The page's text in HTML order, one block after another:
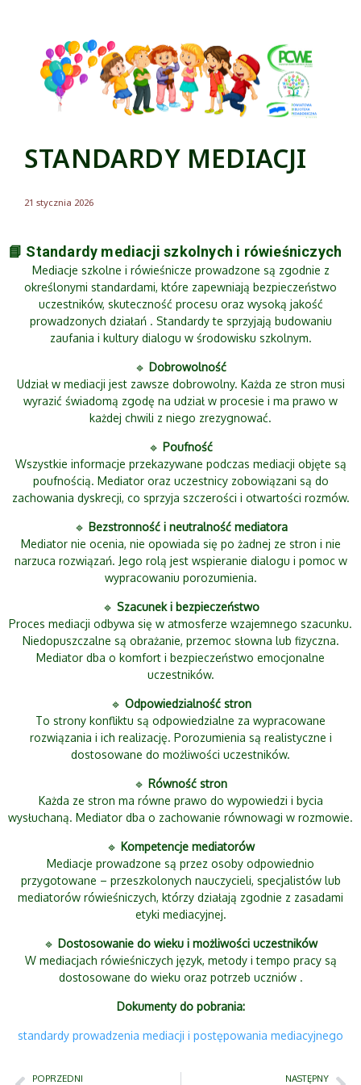
STANDARDY MEDIACJI
21 stycznia 2026
📘 Standardy mediacji szkolnych i rówieśniczych
Mediacje szkolne i rówieśnicze prowadzone są zgodnie z
określonymi standardami, które zapewniają bezpieczeństwo
uczestników, skuteczność procesu oraz wysoką jakość
prowadzonych działań . Standardy te sprzyjają budowaniu
zaufania i kultury dialogu w środowisku szkolnym.
🔹 Dobrowolność
Udział w mediacji jest zawsze dobrowolny. Każda ze stron musi
wyrazić świadomą zgodę na udział w procesie i ma prawo w
każdej chwili z niego zrezygnować.
🔹 Poufność
Wszystkie informacje przekazywane podczas mediacji objęte są
poufnością. Mediator oraz uczestnicy zobowiązani są do
zachowania dyskrecji, co sprzyja szczerości i otwartości rozmów.
🔹 Bezstronność i neutralność mediatora
Mediator nie ocenia, nie opowiada się po żadnej ze stron i nie
narzuca rozwiązań. Jego rolą jest wspieranie dialogu i pomoc w
wypracowaniu porozumienia.
🔹 Szacunek i bezpieczeństwo
Proces mediacji odbywa się w atmosferze wzajemnego szacunku.
Niedopuszczalne są obrażanie, przemoc słowna lub fizyczna.
Mediator dba o komfort i bezpieczeństwo emocjonalne
uczestników.
🔹 Odpowiedzialność stron
To strony konfliktu są odpowiedzialne za wypracowane
rozwiązania i ich realizację. Porozumienia są realistyczne i
dostosowane do możliwości uczestników.
🔹 Równość stron
Każda ze stron ma równe prawo do wypowiedzi i bycia
wysłuchaną. Mediator dba o zachowanie równowagi w rozmowie.
🔹 Kompetencje mediatorów
Mediacje prowadzone są przez osoby odpowiednio
przygotowane – przeszkolonych nauczycieli, specjalistów lub
mediatorów rówieśniczych, którzy działają zgodnie z zasadami
etyki mediacyjnej.
🔹 Dostosowanie do wieku i możliwości uczestników
W mediacjach rówieśniczych język, metody i tempo pracy są
dostosowane do wieku oraz potrzeb uczniów .
Dokumenty do pobrania:
standardy prowadzenia mediacji i postępowania mediacyjnego
POPRZEDNI NASTĘPNY